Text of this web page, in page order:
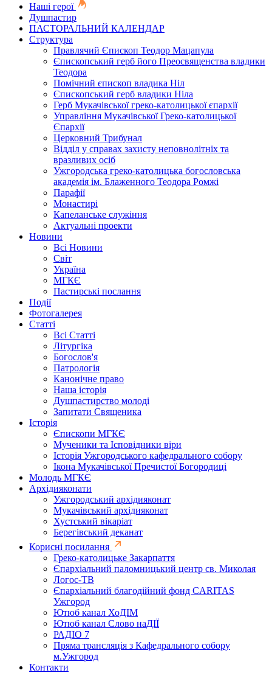
Наші герої
Душпастир
ПАСТОРАЛЬНИЙ КАЛЕНДАР
Структура
Правлячий Єпископ Теодор Мацапула
Єпископський герб його Преосвященства владики
Теодора
Помічний єпископ владика Ніл
Єпископський герб владики Ніла
Герб Мукачівської греко-католицької єпархії
Управління Мукачівської Греко-католицької
Єпархії
Церковний Трибунал
Відділ у справах захисту неповнолітніх та
вразливих осіб
Ужгородська греко-католицька богословська
академія ім. Блаженного Теодора Ромжі
Парафії
Монастирі
Капеланське служіння
Актуальні проекти
Новини
Всі Новини
Світ
Україна
МГКЄ
Пастирські послання
Події
Фотогалерея
Статті
Всі Статті
Літургіка
Богослов'я
Патрологія
Канонічне право
Наша історія
Душпастирство молоді
Запитати Священика
Історія
Єпископи МГКЄ
Мученики та Ісповідники віри
Історія Ужгородського кафедрального собору
Ікона Мукачівської Пречистої Богородиці
Молодь МГКЄ
Архідияконати
Ужгородський архідияконат
Мукачівський архідияконат
Хустський вікаріат
Берегівський деканат
Корисні посилання
Греко-католицьке Закарпаття
Єпархіальний паломницький центр св. Миколая
Логос-ТВ
Єпархіальний благодійний фонд CARITAS
Ужгород
Ютюб канал ХоДІМ
Ютюб канал Слово наДІЇ
РАДІО 7
Пряма трансляція з Кафедрального собору
м.Ужгород
Контакти